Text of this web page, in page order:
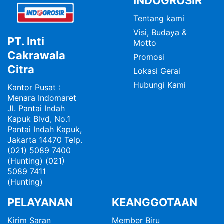
PT. Inti
Cakrawala
Citra
Kantor Pusat :
Menara Indomaret
Jl. Pantai Indah
Kapuk Blvd, No.1
Pantai Indah Kapuk,
Jakarta 14470 Telp.
(021) 5089 7400
(Hunting) (021)
5089 7411
(Hunting)
Tentang kami
Visi, Budaya &
Motto
Promosi
Lokasi Gerai
Hubungi Kami
PELAYANAN
Kirim Saran
KEANGGOTAAN
Member Biru